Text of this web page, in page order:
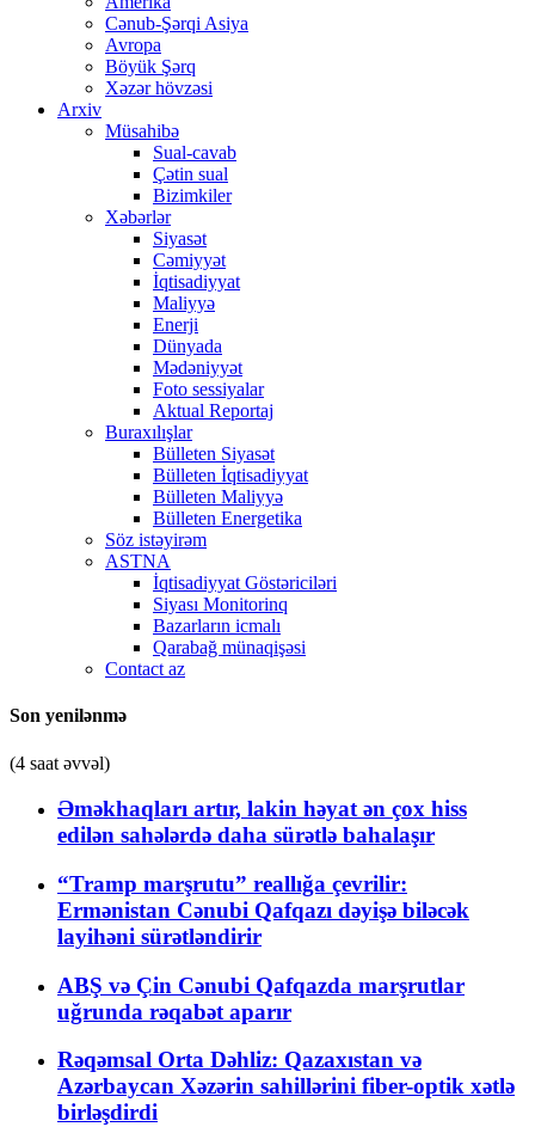
Cənub-Şərqi Asiya
Avropa
Böyük Şərq
Xəzər hövzəsi
Arxiv
Müsahibə
Sual-cavab
Çətin sual
Bizimkiler
Xəbərlər
Siyasət
Cəmiyyət
İqtisadiyyat
Maliyyə
Enerji
Dünyada
Mədəniyyət
Foto sessiyalar
Aktual Reportaj
Buraxılışlar
Bülleten Siyasət
Bülleten İqtisadiyyat
Bülleten Maliyyə
Bülleten Energetika
Söz istəyirəm
ASTNA
İqtisadiyyat Göstəriciləri
Siyası Monitorinq
Bazarların icmalı
Qarabağ münaqişəsi
Contact az
Son yenilənmə
(4 saat əvvəl)
Əməkhaqları artır, lakin həyat ən çox hiss
edilən sahələrdə daha sürətlə bahalaşır
“Tramp marşrutu” reallığa çevrilir:
Ermənistan Cənubi Qafqazı dəyişə biləcək
layihəni sürətləndirir
ABŞ və Çin Cənubi Qafqazda marşrutlar
uğrunda rəqabət aparır
Rəqəmsal Orta Dəhliz: Qazaxıstan və
Azərbaycan Xəzərin sahillərini fiber-optik xətlə
birləşdirdi